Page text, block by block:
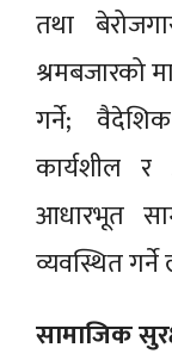
तथा
श्रमबजारको
गर्ने;
कार्यशील
आधारभूत
व्यवस्थित
सामाजिक